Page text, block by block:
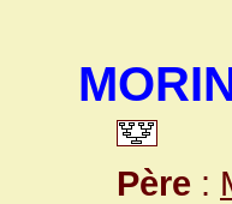
Père :